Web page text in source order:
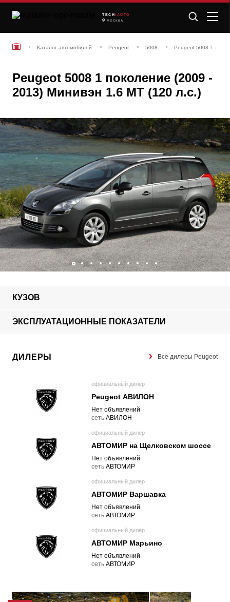
TECH /AUTO
МОСКВА
Каталог автомобилей Peugeot 5008 Peugeot 5008 1
Peugeot 5008 1 поколение (2009 -
2013) Минивэн 1.6 MT (120 л.с.)
КУЗОВ
ЭКСПЛУАТАЦИОННЫЕ ПОКАЗАТЕЛИ
ДИЛЕРЫ Все дилеры Peugeot
официальный дилер
Peugeot АВИЛОН
Нет объявлений
cеть АВИЛОН
официальный дилер
АВТОМИР на Щелковском шоссе
Нет объявлений
cеть АВТОМИР
официальный дилер
АВТОМИР Варшавка
Нет объявлений
cеть АВТОМИР
официальный дилер
АВТОМИР Марьино
Нет объявлений
cеть АВТОМИР